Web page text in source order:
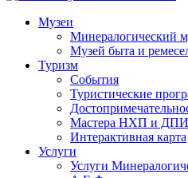
Музеи
Минералогический
Музей быта и
Туризм
События
Туристические
Мастера НХП и ДПИ
Интерактивная карта
Услуги
Услуги